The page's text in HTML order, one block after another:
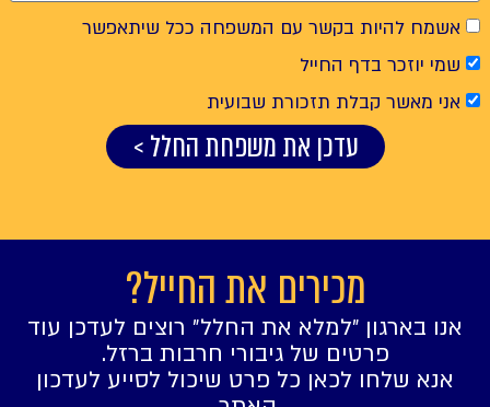
אשמח להיות בקשר עם המשפחה ככל שיתאפשר
שמי יוזכר בדף החייל
אני מאשר קבלת תזכורת שבועית
עדכן את משפחת החלל >
מכירים את החייל?
אנו בארגון ״למלא את החלל״ רוצים לעדכן עוד
פרטים של גיבורי חרבות ברזל.
אנא שלחו לכאן כל פרט שיכול לסייע לעדכון